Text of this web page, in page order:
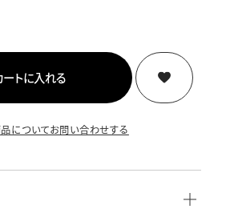
ートに入れる
についてお問い合わせする